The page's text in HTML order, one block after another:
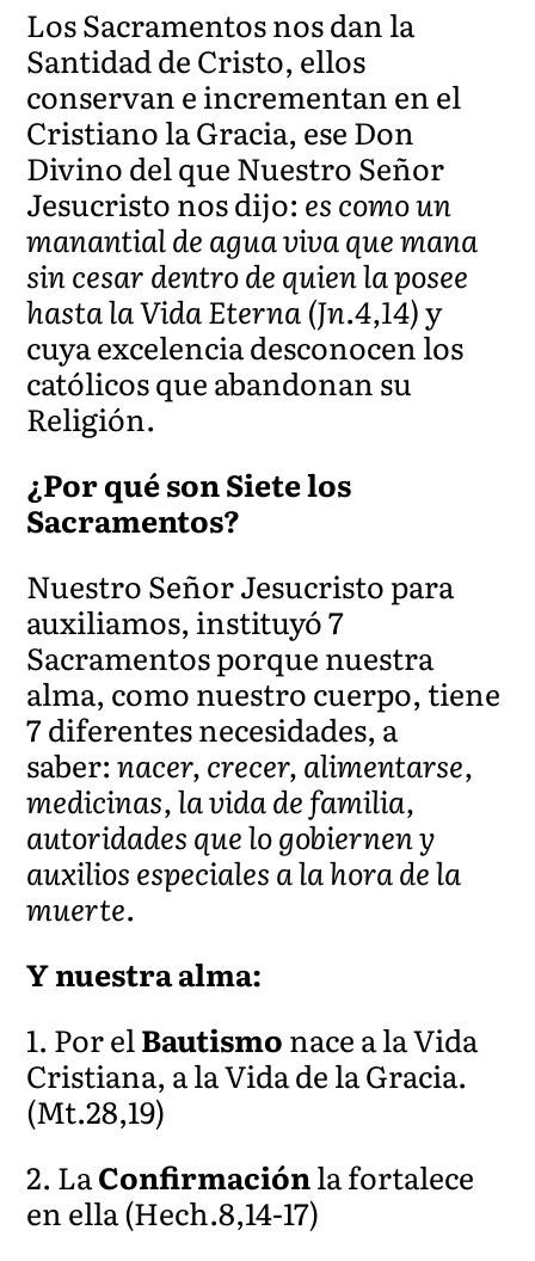
Los Sacramentos nos dan la
Santidad de Cristo, ellos
conservan e incrementan en el
Cristiano la Gracia, ese Don
Divino del que Nuestro Señor
Jesucristo nos dijo: es como un
manantial de agua viva que mana
sin cesar dentro de quien la posee
hasta la Vida Eterna (Jn.4,14)y
cuya excelencia desconocen los
católicos que abandonan su
Religión.
¿Por qué son Siete los
Sacramentos?
Nuestro Señor Jesucristo para
auxiliamos, instituyó 7
Sacramentos porque nuestra
alma, como nuestro cuerpo, tiene
7 diferentes necesidades, a
saber:nacer, crecer, alimentarse,
medicinas, la vida de familia,
autoridades que lo gobiernen y
auxilios especiales a la hora de la
muerte.
Y nuestra alma:
1. Por elBautismonace a la Vida
Cristiana, a la Vida de la Gracia.
(Mt.28,19)
2. LaConfirmaciónla fortalece
en ella (Hech.8,14-17)